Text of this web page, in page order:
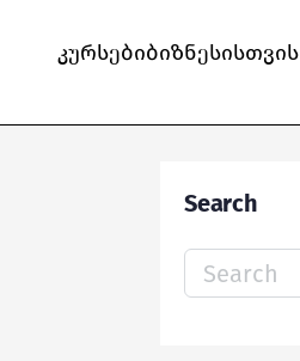
კურსებიბიზნესისთვის
Search
Search
for: